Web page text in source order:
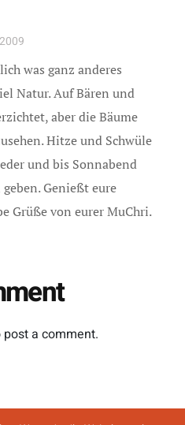
was ganz anderes
Natur. Auf Bären und
aber die Bäume
Hitze und Schwüle
und bis Sonnabend
Genießt eure
Grüße von eurer MuChri.
post a comment.
AGB